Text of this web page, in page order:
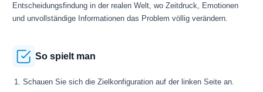
Entscheidungsfindung in der realen Welt, wo Zeitdruck, Emotionen
und unvollständige Informationen das Problem völlig verändern.
So spielt man
Schauen Sie sich die Zielkonfiguration auf der linken Seite an.